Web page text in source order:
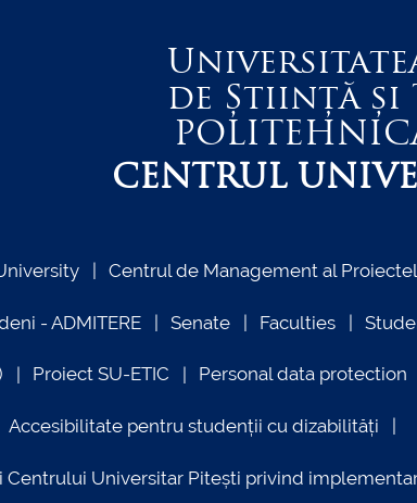
de Știință și
CENTRUL
Centrul de Management al
- ADMITERE Senate Faculties
Proiect SU-ETIC Personal data protection
Accesibilitate pentru studenții cu dizabilități
Centrului Universitar Pitești privind